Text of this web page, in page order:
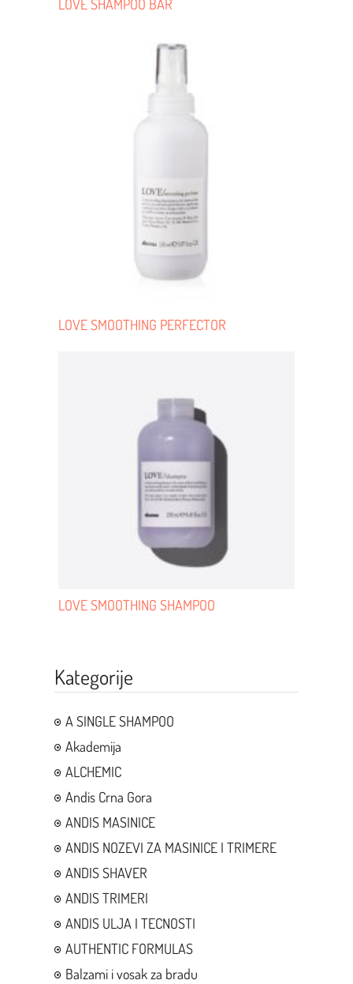
LOVE SHAMPOO BAR
LOVE SMOOTHING PERFECTOR
LOVE SMOOTHING SHAMPOO
Kategorije
A SINGLE SHAMPOO
Akademija
ALCHEMIC
Andis Crna Gora
ANDIS MASINICE
ANDIS NOZEVI ZA MASINICE I TRIMERE
ANDIS SHAVER
ANDIS TRIMERI
ANDIS ULJA I TECNOSTI
AUTHENTIC FORMULAS
Balzami i vosak za bradu